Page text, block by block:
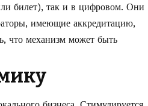
билет), так и в цифровом. Они
имеющие аккредитацию,
что механизм может быть